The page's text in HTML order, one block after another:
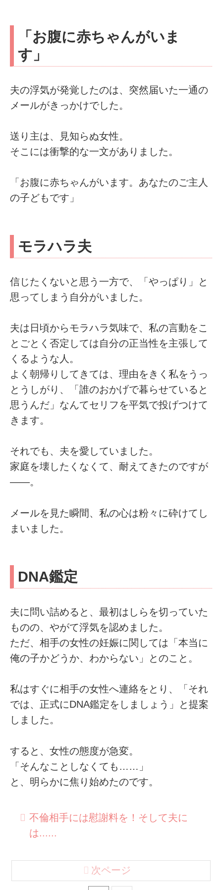
「お腹に赤ちゃんがいま
す」
夫の浮気が発覚したのは、突然届いた一通の
メールがきっかけでした。
送り主は、見知らぬ女性。
そこには衝撃的な一文がありました。
「お腹に赤ちゃんがいます。あなたのご主人
の子どもです」
モラハラ夫
信じたくないと思う一方で、「やっぱり」と
思ってしまう自分がいました。
夫は日頃からモラハラ気味で、私の言動をこ
とごとく否定しては自分の正当性を主張して
くるような人。
よく朝帰りしてきては、理由をきく私をうっ
とうしがり、「誰のおかげで暮らせていると
思うんだ」なんてセリフを平気で投げつけて
きます。
それでも、夫を愛していました。
家庭を壊したくなくて、耐えてきたのですが
――。
メールを見た瞬間、私の心は粉々に砕けてし
まいました。
DNA鑑定
夫に問い詰めると、最初はしらを切っていた
ものの、やがて浮気を認めました。
ただ、相手の女性の妊娠に関しては「本当に
俺の子かどうか、わからない」とのこと。
私はすぐに相手の女性へ連絡をとり、「それ
では、正式にDNA鑑定をしましょう」と提案
しました。
すると、女性の態度が急変。
「そんなことしなくても……」
と、明らかに焦り始めたのです。
不倫相手には慰謝料を！そして夫に
は......
次ページ